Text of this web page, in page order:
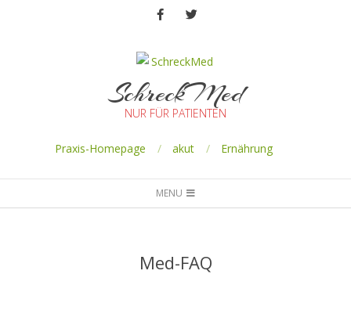
SchreckMed
NUR FÜR PATIENTEN
Praxis-Homepage akut Ernährung
MENU
Med-FAQ